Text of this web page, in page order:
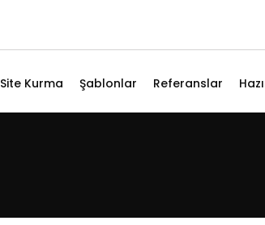
Site Kurma Şablonlar Referanslar